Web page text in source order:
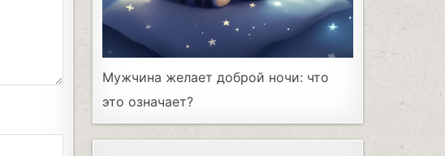
Мужчина желает доброй ночи: что
это означает?